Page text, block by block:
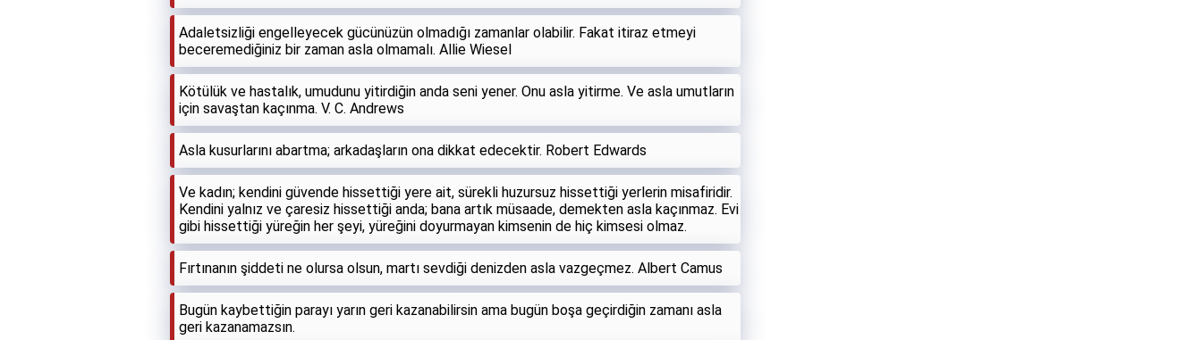
Adaletsizliği engelleyecek gücünüzün olmadığı zamanlar olabilir. Fakat itiraz etmeyi
beceremediğiniz bir zaman asla olmamalı. Allie Wiesel
Kötülük ve hastalık, umudunu yitirdiğin anda seni yener. Onu asla yitirme. Ve asla umutların
için savaştan kaçınma. V. C. Andrews
Asla kusurlarını abartma; arkadaşların ona dikkat edecektir. Robert Edwards
Ve kadın; kendini güvende hissettiği yere ait, sürekli huzursuz hissettiği yerlerin misafiridir.
Kendini yalnız ve çaresiz hissettiği anda; bana artık müsaade, demekten asla kaçınmaz. Evi
gibi hissettiği yüreğin her şeyi, yüreğini doyurmayan kimsenin de hiç kimsesi olmaz.
Fırtınanın şiddeti ne olursa olsun, martı sevdiği denizden asla vazgeçmez. Albert Camus
Bugün kaybettiğin parayı yarın geri kazanabilirsin ama bugün boşa geçirdiğin zamanı asla
geri kazanamazsın.